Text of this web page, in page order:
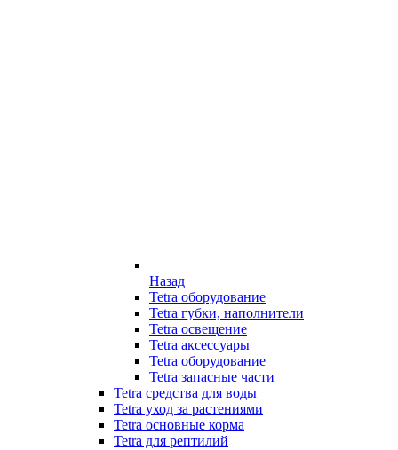
Назад
Tetra оборудование
Tetra губки, наполнители
Tetra освещение
Tetra аксессуары
Tetra оборудование
Tetra запасные части
Tetra средства для воды
Tetra уход за растениями
Tetra основные корма
Tetra для рептилий